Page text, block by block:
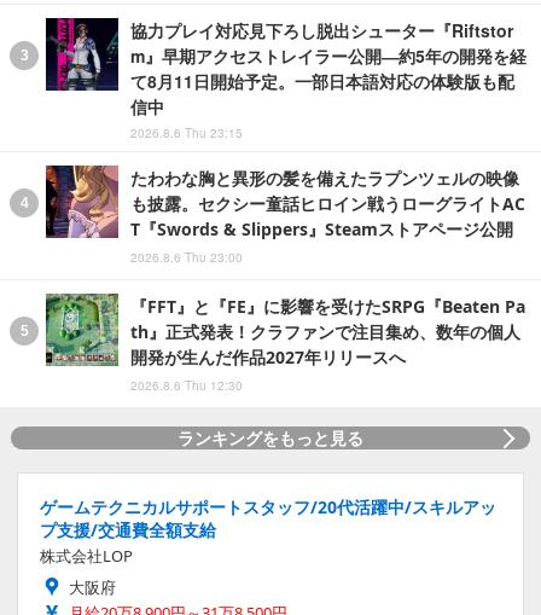
協力プレイ対応見下ろし脱出シューター『Riftstor
m』早期アクセストレイラー公開―約5年の開発を経
て8月11日開始予定。一部日本語対応の体験版も配
信中
2026.8.6 Thu 23:15
たわわな胸と異形の髪を備えたラプンツェルの映像
も披露。セクシー童話ヒロイン戦うローグライトAC
T『Swords & Slippers』Steamストアページ公開
2026.8.6 Thu 23:00
『FFT』と『FE』に影響を受けたSRPG『Beaten Pa
th』正式発表！クラファンで注目集め、数年の個人
開発が生んだ作品2027年リリースへ
2026.8.6 Thu 12:30
ランキングをもっと見る
ゲームテクニカルサポートスタッフ/20代活躍中/スキルアッ
プ支援/交通費全額支給
株式会社LOP
大阪府